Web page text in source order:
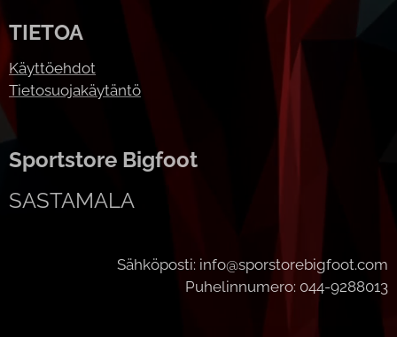
TIETOA
Käyttöehdot
Tietosuojakäytäntö
Sportstore Bigfoot
SASTAMALA
Sähköposti: info@sporstorebigfoot.com
Puhelinnumero: 044-9288013